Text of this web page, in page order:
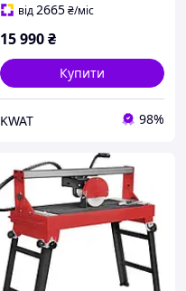
від2665₴/міс
15 990₴
Купити
KWAT 98%